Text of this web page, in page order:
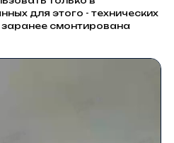
для этого - технических
смонтирована